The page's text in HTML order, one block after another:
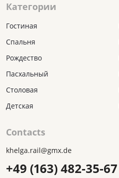
Категории
Гостиная
Спальня
Рождество
Пасхальный
Столовая
Детская
Contacts
khelga.rail@gmx.dе
+49 (163) 482-35-67